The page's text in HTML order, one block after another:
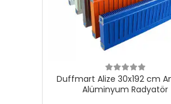
Duffmart Alize 30x192 cm
Alüminyum Radyatör